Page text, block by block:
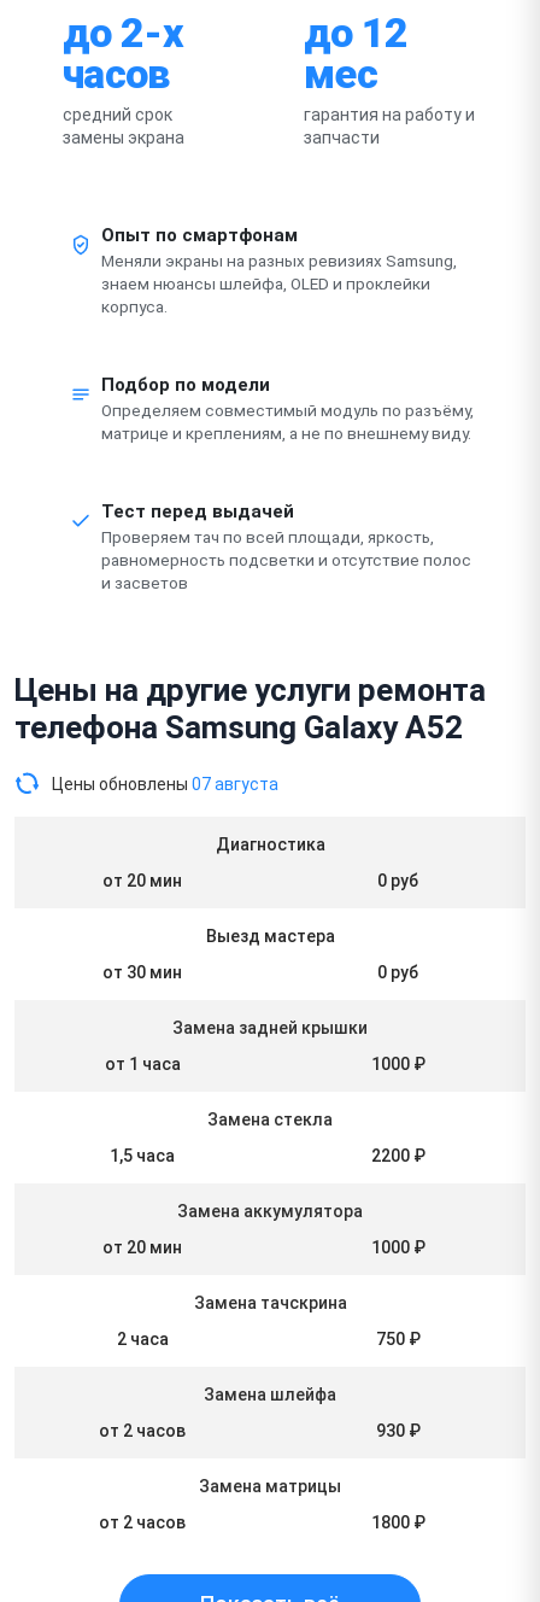
до 2-х
часов
средний срок
замены экрана
до 12
мес
гарантия на работу и
запчасти
Опыт по смартфонам
Меняли экраны на разных ревизиях Samsung,
знаем нюансы шлейфа, OLED и проклейки
корпуса.
Подбор по модели
Определяем совместимый модуль по разъёму,
матрице и креплениям, а не по внешнему виду.
Тест перед выдачей
Проверяем тач по всей площади, яркость,
равномерность подсветки и отсутствие полос
и засветов
Цены на другие услуги ремонта
телефона Samsung Galaxy A52
Цены обновлены 07 августа
Диагностика
от 20 мин
0 руб
Выезд мастера
от 30 мин
0 руб
Замена задней крышки
от 1 часа
1000 ₽
Замена стекла
1,5 часа
2200 ₽
Замена аккумулятора
от 20 мин
1000 ₽
Замена тачскрина
2 часа
750 ₽
Замена шлейфа
от 2 часов
930 ₽
Замена матрицы
от 2 часов
1800 ₽